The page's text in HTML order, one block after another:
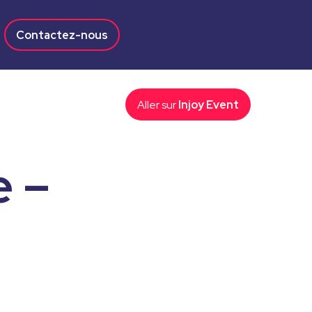
Contactez-nous
Aller surInjoy Event
–